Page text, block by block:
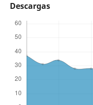
Descargas